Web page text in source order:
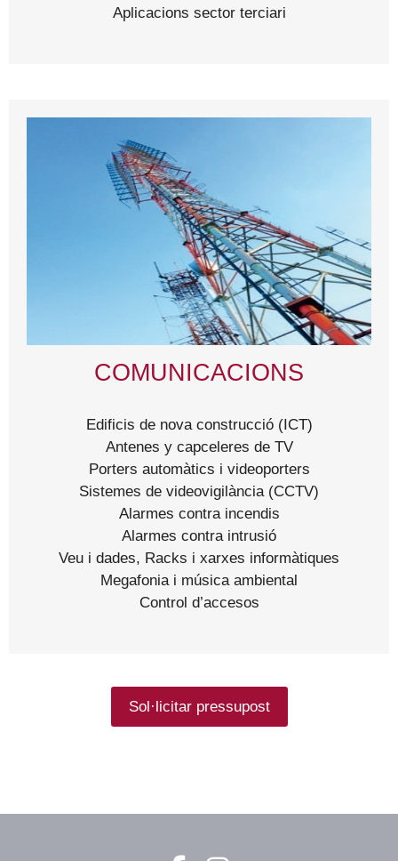
Aplicacions sector terciari
COMUNICACIONS
Edificis de nova construcció (ICT)
Antenes y capceleres de TV
Porters automàtics i videoporters
Sistemes de videovigilància (CCTV)
Alarmes contra incendis
Alarmes contra intrusió
Veu i dades, Racks i xarxes informàtiques
Megafonia i música ambiental
Control d’accesos
Sol·licitar pressupost